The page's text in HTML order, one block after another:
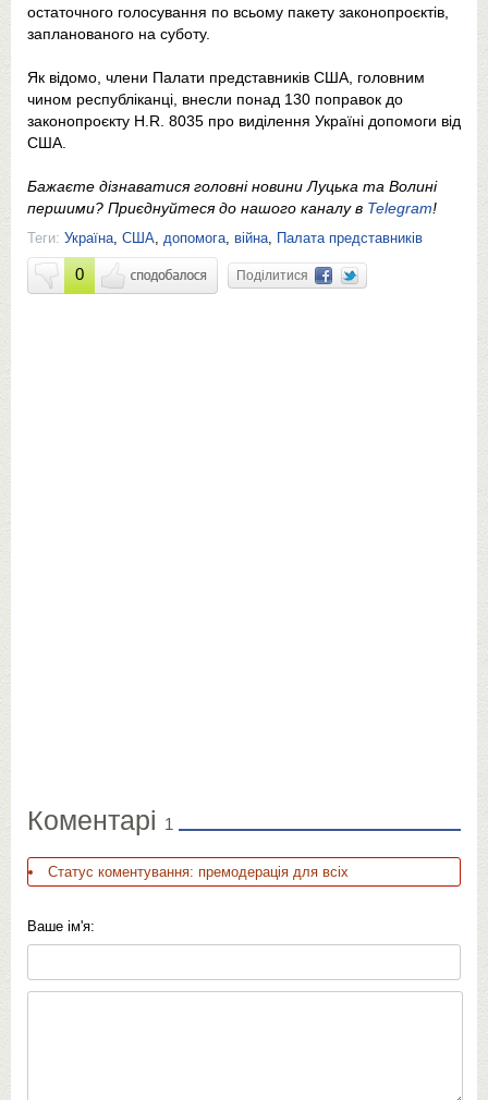
остаточного голосування по всьому пакету законопроєктів,
запланованого на суботу.
Як відомо, члени Палати представників США, головним
чином республіканці, внесли понад 130 поправок до
законопроєкту H.R. 8035 про виділення Україні допомоги від
США.
Бажаєте дізнаватися головні новини Луцька та Волині
першими? Приєднуйтеся до нашого каналу в Telegram!
Теги: Україна, США, допомога, війна, Палата представників
0 Поділитися
Коментарі 1
Статус коментування: премодерація для всіх
Ваше ім'я: